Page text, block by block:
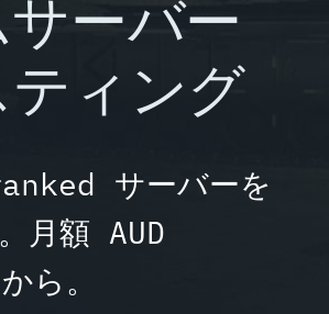
ーバー
ィング
サーバーを
月額 AUD
ら。